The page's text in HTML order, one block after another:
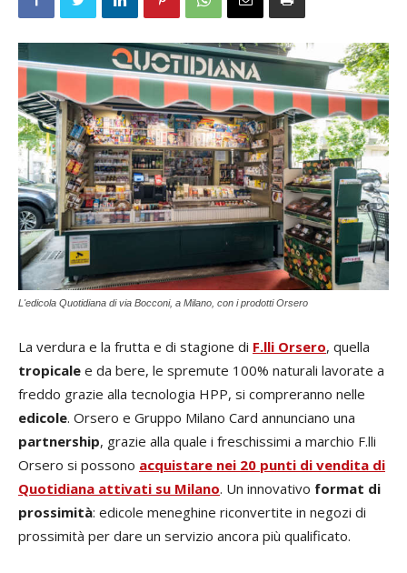
L'edicola Quotidiana di via Bocconi, a Milano, con i prodotti Orsero
La verdura e la frutta e di stagione di F.lli Orsero, quella
tropicale e da bere, le spremute 100% naturali lavorate a
freddo grazie alla tecnologia HPP, si compreranno nelle
edicole. Orsero e Gruppo Milano Card annunciano una
partnership, grazie alla quale i freschissimi a marchio F.lli
Orsero si possono acquistare nei 20 punti di vendita di
Quotidiana attivati su Milano. Un innovativo format di
prossimità: edicole meneghine riconvertite in negozi di
prossimità per dare un servizio ancora più qualificato.